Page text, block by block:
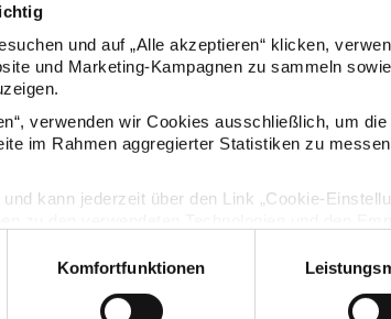
und auf „Alle akzeptieren“ klicken,
und Marketing-Kampagnen zu sammeln
verwenden wir Cookies ausschließlich, um
im Rahmen aggregierter Statistiken zu
kann jederzeit über den Link „Cookie-
Vertrag widerrufen
Komfortfunktionen